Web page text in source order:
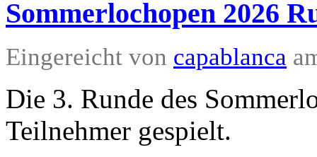
Sommerlochopen 2026
Eingereicht von capablanca
Die 3. Runde des
Teilnehmer gespielt.